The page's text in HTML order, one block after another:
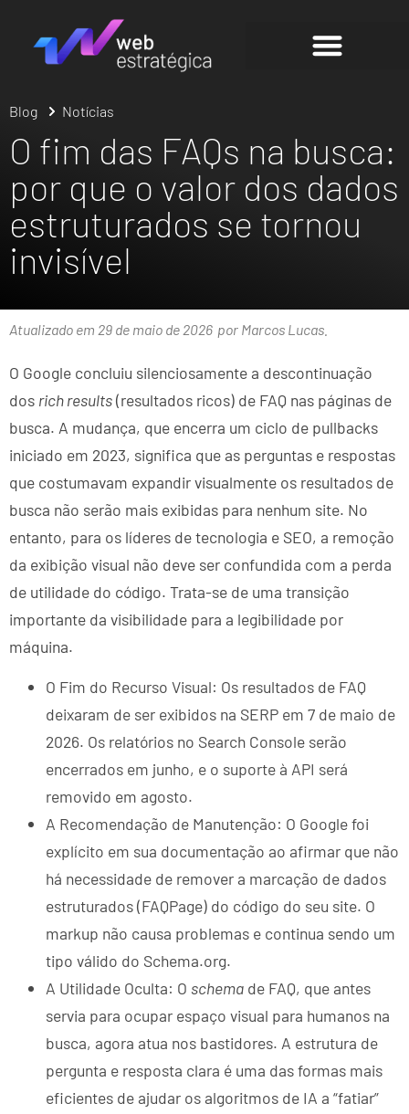
Blog Notícias
O fim das FAQs na busca:
por que o valor dos dados
estruturados se tornou
invisível
Atualizado em 29 de maio de 2026 por Marcos Lucas.
O Google concluiu silenciosamente a descontinuação
dos rich results(resultados ricos) de FAQ nas páginas de
busca. A mudança, que encerra um ciclo de pullbacks
iniciado em 2023, significa que as perguntas e respostas
que costumavam expandir visualmente os resultados de
busca não serão mais exibidas para nenhum site. No
entanto, para os líderes de tecnologia e SEO, a remoção
da exibição visual não deve ser confundida com a perda
de utilidade do código. Trata-se de uma transição
importante da visibilidade para a legibilidade por
máquina.
O Fim do Recurso Visual: Os resultados de FAQ
deixaram de ser exibidos na SERP em 7 de maio de
2026. Os relatórios no Search Console serão
encerrados em junho, e o suporte à API será
removido em agosto.
A Recomendação de Manutenção: O Google foi
explícito em sua documentação ao afirmar que não
há necessidade de remover a marcação de dados
estruturados (FAQPage) do código do seu site. O
markup não causa problemas e continua sendo um
tipo válido do Schema.org.
A Utilidade Oculta: O schema de FAQ, que antes
servia para ocupar espaço visual para humanos na
busca, agora atua nos bastidores. A estrutura de
pergunta e resposta clara é uma das formas mais
eficientes de ajudar os algoritmos de IA a “fatiar”